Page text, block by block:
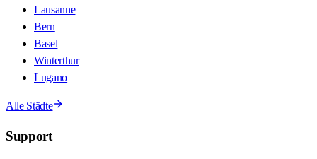
Lausanne
Bern
Basel
Winterthur
Lugano
Alle Städte
Support